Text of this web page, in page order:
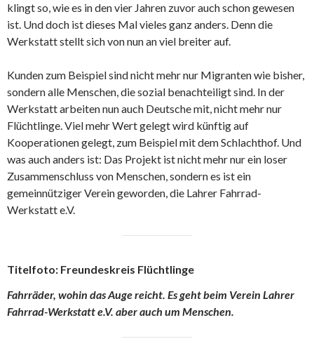
klingt so, wie es in den vier Jahren zuvor auch schon gewesen
ist. Und doch ist dieses Mal vieles ganz anders. Denn die
Werkstatt stellt sich von nun an viel breiter auf.
Kunden zum Beispiel sind nicht mehr nur Migranten wie bisher,
sondern alle Menschen, die sozial benachteiligt sind. In der
Werkstatt arbeiten nun auch Deutsche mit, nicht mehr nur
Flüchtlinge. Viel mehr Wert gelegt wird künftig auf
Kooperationen gelegt, zum Beispiel mit dem Schlachthof. Und
was auch anders ist: Das Projekt ist nicht mehr nur ein loser
Zusammenschluss von Menschen, sondern es ist ein
gemeinnütziger Verein geworden, die Lahrer Fahrrad-
Werkstatt e.V.
Titelfoto: Freundeskreis Flüchtlinge
Fahrräder, wohin das Auge reicht. Es geht beim Verein Lahrer
Fahrrad-Werkstatt e.V. aber auch um Menschen.